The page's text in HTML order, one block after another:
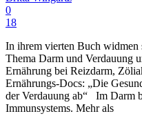
0
18
In ihrem vierten Buch widmen
Thema Darm und Verdauung
Ernährung bei Reizdarm,
Ernährungs-Docs: „Die
der Verdauung ab“ Im Darm
Immunsystems. Mehr als